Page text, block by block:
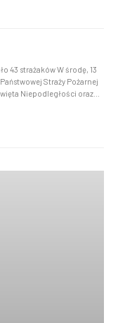
43 strażaków W środę, 13
Straży Pożarnej
Niepodległości oraz